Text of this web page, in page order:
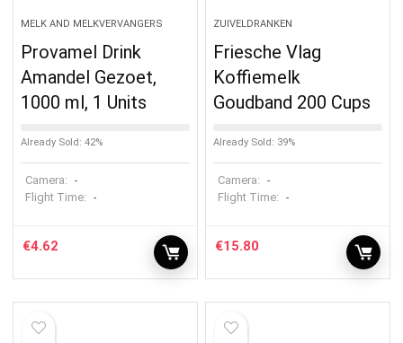
MELK AND MELKVERVANGERS
Provamel Drink
Amandel Gezoet,
1000 ml, 1 Units
Already Sold: 42%
Camera: -
Flight Time: -
€4.62
ZUIVELDRANKEN
Friesche Vlag
Koffiemelk
Goudband 200 Cups
Already Sold: 39%
Camera: -
Flight Time: -
€15.80